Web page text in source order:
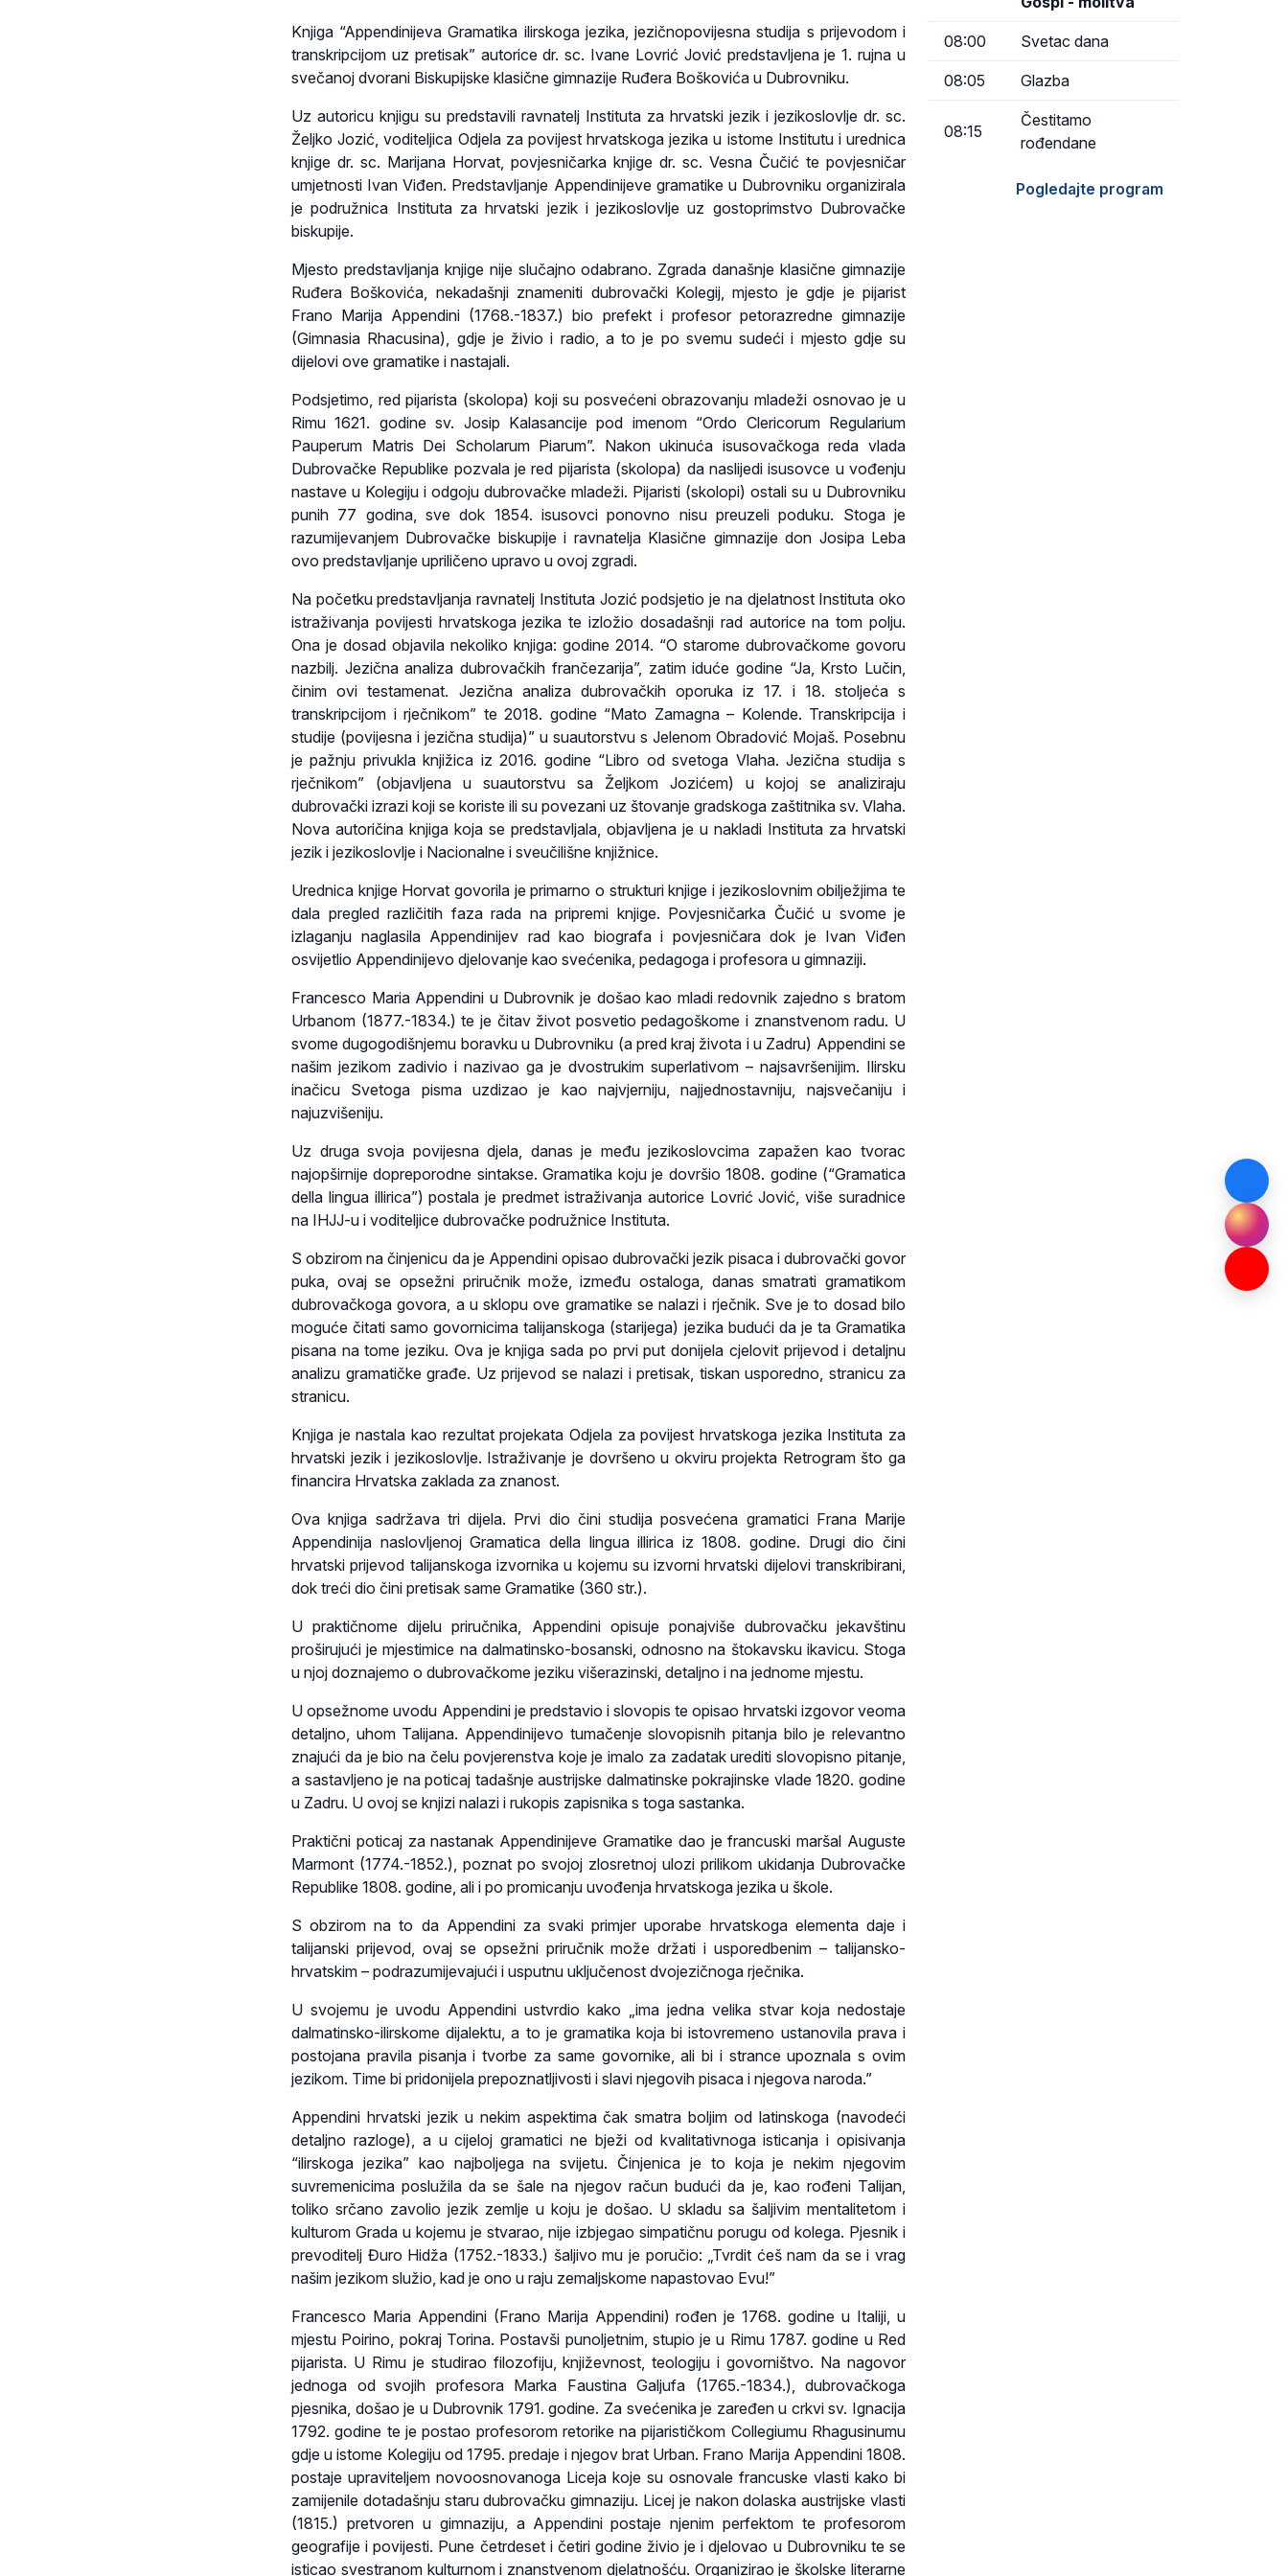
Knjiga “Appendinijeva Gramatika ilirskoga jezika, jezičnopovijesna studija s prijevodom i
transkripcijom uz pretisak” autorice dr. sc. Ivane Lovrić Jović predstavljena je 1. rujna u
svečanoj dvorani Biskupijske klasične gimnazije Ruđera Boškovića u Dubrovniku.
Uz autoricu knjigu su predstavili ravnatelj Instituta za hrvatski jezik i jezikoslovlje dr. sc.
Željko Jozić, voditeljica Odjela za povijest hrvatskoga jezika u istome Institutu i urednica
knjige dr. sc. Marijana Horvat, povjesničarka knjige dr. sc. Vesna Čučić te povjesničar
umjetnosti Ivan Viđen. Predstavljanje Appendinijeve gramatike u Dubrovniku organizirala
je podružnica Instituta za hrvatski jezik i jezikoslovlje uz gostoprimstvo Dubrovačke
biskupije.
Mjesto predstavljanja knjige nije slučajno odabrano. Zgrada današnje klasične gimnazije
Ruđera Boškovića, nekadašnji znameniti dubrovački Kolegij, mjesto je gdje je pijarist
Frano Marija Appendini (1768.-1837.) bio prefekt i profesor petorazredne gimnazije
(Gimnasia Rhacusina), gdje je živio i radio, a to je po svemu sudeći i mjesto gdje su
dijelovi ove gramatike i nastajali.
Podsjetimo, red pijarista (skolopa) koji su posvećeni obrazovanju mladeži osnovao je u
Rimu 1621. godine sv. Josip Kalasancije pod imenom “Ordo Clericorum Regularium
Pauperum Matris Dei Scholarum Piarum”. Nakon ukinuća isusovačkoga reda vlada
Dubrovačke Republike pozvala je red pijarista (skolopa) da naslijedi isusovce u vođenju
nastave u Kolegiju i odgoju dubrovačke mladeži. Pijaristi (skolopi) ostali su u Dubrovniku
punih 77 godina, sve dok 1854. isusovci ponovno nisu preuzeli poduku. Stoga je
razumijevanjem Dubrovačke biskupije i ravnatelja Klasične gimnazije don Josipa Leba
ovo predstavljanje upriličeno upravo u ovoj zgradi.
Na početku predstavljanja ravnatelj Instituta Jozić podsjetio je na djelatnost Instituta oko
istraživanja povijesti hrvatskoga jezika te izložio dosadašnji rad autorice na tom polju.
Ona je dosad objavila nekoliko knjiga: godine 2014. “O starome dubrovačkome govoru
nazbilj. Jezična analiza dubrovačkih frančezarija”, zatim iduće godine “Ja, Krsto Lučin,
činim ovi testamenat. Jezična analiza dubrovačkih oporuka iz 17. i 18. stoljeća s
transkripcijom i rječnikom” te 2018. godine “Mato Zamagna – Kolende. Transkripcija i
studije (povijesna i jezična studija)” u suautorstvu s Jelenom Obradović Mojaš. Posebnu
je pažnju privukla knjižica iz 2016. godine “Libro od svetoga Vlaha. Jezična studija s
rječnikom” (objavljena u suautorstvu sa Željkom Jozićem) u kojoj se analiziraju
dubrovački izrazi koji se koriste ili su povezani uz štovanje gradskoga zaštitnika sv. Vlaha.
Nova autoričina knjiga koja se predstavljala, objavljena je u nakladi Instituta za hrvatski
jezik i jezikoslovlje i Nacionalne i sveučilišne knjižnice.
Urednica knjige Horvat govorila je primarno o strukturi knjige i jezikoslovnim obilježjima te
dala pregled različitih faza rada na pripremi knjige. Povjesničarka Čučić u svome je
izlaganju naglasila Appendinijev rad kao biografa i povjesničara dok je Ivan Viđen
osvijetlio Appendinijevo djelovanje kao svećenika, pedagoga i profesora u gimnaziji.
Francesco Maria Appendini u Dubrovnik je došao kao mladi redovnik zajedno s bratom
Urbanom (1877.-1834.) te je čitav život posvetio pedagoškome i znanstvenom radu. U
svome dugogodišnjemu boravku u Dubrovniku (a pred kraj života i u Zadru) Appendini se
našim jezikom zadivio i nazivao ga je dvostrukim superlativom – najsavršenijim. Ilirsku
inačicu Svetoga pisma uzdizao je kao najvjerniju, najjednostavniju, najsvečaniju i
najuzvišeniju.
Uz druga svoja povijesna djela, danas je među jezikoslovcima zapažen kao tvorac
najopširnije dopreporodne sintakse. Gramatika koju je dovršio 1808. godine (“Gramatica
della lingua illirica”) postala je predmet istraživanja autorice Lovrić Jović, više suradnice
na IHJJ-u i voditeljice dubrovačke podružnice Instituta.
S obzirom na činjenicu da je Appendini opisao dubrovački jezik pisaca i dubrovački govor
puka, ovaj se opsežni priručnik može, između ostaloga, danas smatrati gramatikom
dubrovačkoga govora, a u sklopu ove gramatike se nalazi i rječnik. Sve je to dosad bilo
moguće čitati samo govornicima talijanskoga (starijega) jezika budući da je ta Gramatika
pisana na tome jeziku. Ova je knjiga sada po prvi put donijela cjelovit prijevod i detaljnu
analizu gramatičke građe. Uz prijevod se nalazi i pretisak, tiskan usporedno, stranicu za
stranicu.
Knjiga je nastala kao rezultat projekata Odjela za povijest hrvatskoga jezika Instituta za
hrvatski jezik i jezikoslovlje. Istraživanje je dovršeno u okviru projekta Retrogram što ga
financira Hrvatska zaklada za znanost.
Ova knjiga sadržava tri dijela. Prvi dio čini studija posvećena gramatici Frana Marije
Appendinija naslovljenoj Gramatica della lingua illirica iz 1808. godine. Drugi dio čini
hrvatski prijevod talijanskoga izvornika u kojemu su izvorni hrvatski dijelovi transkribirani,
dok treći dio čini pretisak same Gramatike (360 str.).
U praktičnome dijelu priručnika, Appendini opisuje ponajviše dubrovačku jekavštinu
proširujući je mjestimice na dalmatinsko-bosanski, odnosno na štokavsku ikavicu. Stoga
u njoj doznajemo o dubrovačkome jeziku višerazinski, detaljno i na jednome mjestu.
U opsežnome uvodu Appendini je predstavio i slovopis te opisao hrvatski izgovor veoma
detaljno, uhom Talijana. Appendinijevo tumačenje slovopisnih pitanja bilo je relevantno
znajući da je bio na čelu povjerenstva koje je imalo za zadatak urediti slovopisno pitanje,
a sastavljeno je na poticaj tadašnje austrijske dalmatinske pokrajinske vlade 1820. godine
u Zadru. U ovoj se knjizi nalazi i rukopis zapisnika s toga sastanka.
Praktični poticaj za nastanak Appendinijeve Gramatike dao je francuski maršal Auguste
Marmont (1774.-1852.), poznat po svojoj zlosretnoj ulozi prilikom ukidanja Dubrovačke
Republike 1808. godine, ali i po promicanju uvođenja hrvatskoga jezika u škole.
S obzirom na to da Appendini za svaki primjer uporabe hrvatskoga elementa daje i
talijanski prijevod, ovaj se opsežni priručnik može držati i usporedbenim – talijansko-
hrvatskim – podrazumijevajući i usputnu uključenost dvojezičnoga rječnika.
U svojemu je uvodu Appendini ustvrdio kako „ima jedna velika stvar koja nedostaje
dalmatinsko-ilirskome dijalektu, a to je gramatika koja bi istovremeno ustanovila prava i
postojana pravila pisanja i tvorbe za same govornike, ali bi i strance upoznala s ovim
jezikom. Time bi pridonijela prepoznatljivosti i slavi njegovih pisaca i njegova naroda.”
Appendini hrvatski jezik u nekim aspektima čak smatra boljim od latinskoga (navodeći
detaljno razloge), a u cijeloj gramatici ne bježi od kvalitativnoga isticanja i opisivanja
“ilirskoga jezika” kao najboljega na svijetu. Činjenica je to koja je nekim njegovim
suvremenicima poslužila da se šale na njegov račun budući da je, kao rođeni Talijan,
toliko srčano zavolio jezik zemlje u koju je došao. U skladu sa šaljivim mentalitetom i
kulturom Grada u kojemu je stvarao, nije izbjegao simpatičnu porugu od kolega. Pjesnik i
prevoditelj Đuro Hidža (1752.-1833.) šaljivo mu je poručio: „Tvrdit ćeš nam da se i vrag
našim jezikom služio, kad je ono u raju zemaljskome napastovao Evu!”
Francesco Maria Appendini (Frano Marija Appendini) rođen je 1768. godine u Italiji, u
mjestu Poirino, pokraj Torina. Postavši punoljetnim, stupio je u Rimu 1787. godine u Red
pijarista. U Rimu je studirao filozofiju, književnost, teologiju i govorništvo. Na nagovor
jednoga od svojih profesora Marka Faustina Galjufa (1765.-1834.), dubrovačkoga
pjesnika, došao je u Dubrovnik 1791. godine. Za svećenika je zaređen u crkvi sv. Ignacija
1792. godine te je postao profesorom retorike na pijarističkom Collegiumu Rhagusinumu
gdje u istome Kolegiju od 1795. predaje i njegov brat Urban. Frano Marija Appendini 1808.
postaje upraviteljem novoosnovanoga Liceja koje su osnovale francuske vlasti kako bi
zamijenile dotadašnju staru dubrovačku gimnaziju. Licej je nakon dolaska austrijske vlasti
(1815.) pretvoren u gimnaziju, a Appendini postaje njenim perfektom te profesorom
geografije i povijesti. Pune četrdeset i četiri godine živio je i djelovao u Dubrovniku te se
isticao svestranom kulturnom i znanstvenom djelatnošću. Organizirao je školske literarne
08:00 Svetac dana
08:05 Glazba
08:15
Čestitamo
rođendane
Pogledajte program